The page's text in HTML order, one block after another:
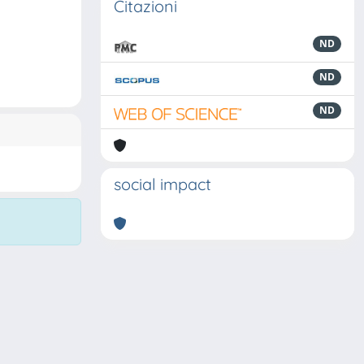
Citazioni
ND
ND
ND
social impact